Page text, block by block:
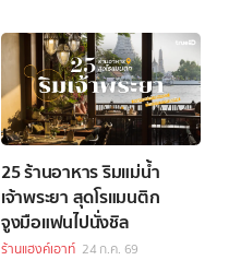
25 ร้านอาหาร ริมแม่น้ำ
เจ้าพระยา สุดโรแมนติก
จูงมือแฟนไปนั่งชิล
ร้านแฮงค์เอาท์ 24 ก.ค. 69